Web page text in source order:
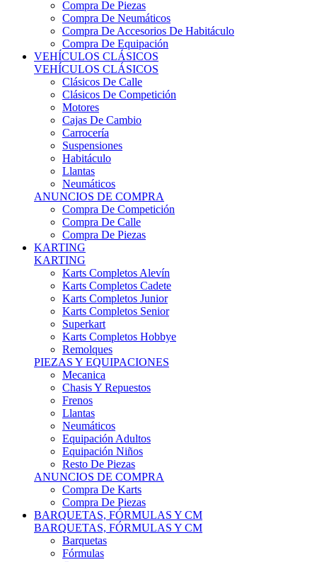
Compra De Piezas
Compra De Neumáticos
Compra De Accesorios De Habitáculo
Compra De Equipación
VEHÍCULOS CLÁSICOS
VEHÍCULOS CLÁSICOS
Clásicos De Calle
Clásicos De Competición
Motores
Cajas De Cambio
Carrocería
Suspensiones
Habitáculo
Llantas
Neumáticos
ANUNCIOS DE COMPRA
Compra De Competición
Compra De Calle
Compra De Piezas
KARTING
KARTING
Karts Completos Alevín
Karts Completos Cadete
Karts Completos Junior
Karts Completos Senior
Superkart
Karts Completos Hobbye
Remolques
PIEZAS Y EQUIPACIONES
Mecanica
Chasis Y Repuestos
Frenos
Llantas
Neumáticos
Equipación Adultos
Equipación Niños
Resto De Piezas
ANUNCIOS DE COMPRA
Compra De Karts
Compra De Piezas
BARQUETAS, FÓRMULAS Y CM
BARQUETAS, FÓRMULAS Y CM
Barquetas
Fórmulas